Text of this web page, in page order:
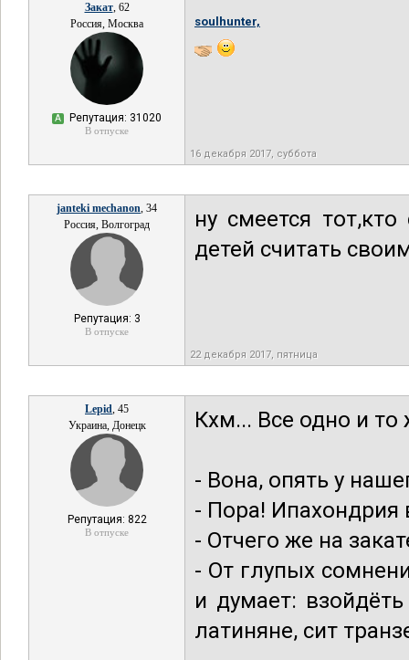
Закат, 62
Россия, Москва
А Репутация: 31020
В отпуске
soulhunter,
16 декабря 2017, суббота
janteki mechanon, 34
Россия, Волгоград
Репутация: 3
В отпуске
ну смеется
детей считать
22 декабря 2017, пятница
Lepid, 45
Украина, Донецк
Репутация: 822
В отпуске
Кхм... Все одно и то
- Вона, опять у
- Пора! Ипахондрия
- Отчего же на
- От глупых
и думает:
латиняне, сит